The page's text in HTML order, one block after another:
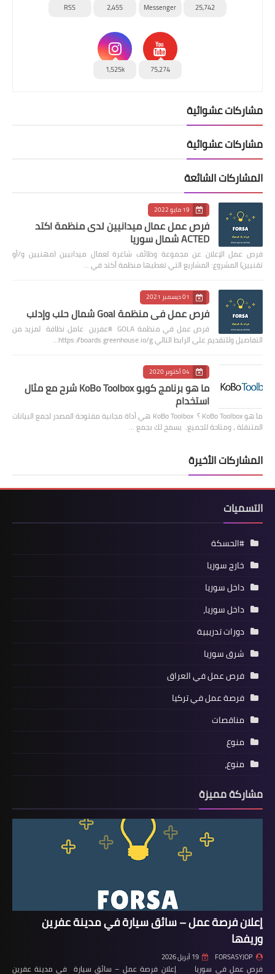
25,742
Messenger
2,455
RSS
75,274
1,525k
مشاركات عشوائية
مشاركات عشوائية
المشاركات الشائعة
19 مايو 2022
فرص عمل عمال ميدانيين لدى منظمة اكتد
ACTED شمال سوريا
فرص عمل الإعلان عن مجموعة وظائف شاغرة لعمال ميدانيين (مهنيين و/أو
تقنيين) المشروع: المشاريع التي تغطيها منظمة أكتد في …
01 ديسمبر 2021
فرص عمل في منظمة Goal شمال حلب وإدلب
فرص عمل في منظمة GOLA #عفرين عامل نظافة لمزيد من
التفاصيل وللتقديم على الرابط التالي https://boards.greenhouse.io/g…
04 أكتوبر 2020
ما هو برنامج كوبو KoBo Toolbox شرح مع مثال
استخدام
ما هو KoBo Toolbox ؟ KoBo Toolbox هي أداة مجانية مفتوحة المصدر لجمع البيانات
المتنقلة ، ومتاحة للجميع. يسمح لك بجمع …
المشاركات الأخيرة
التسميات
#الحسكة
خارج سوريا
داخل سوريا
داخل سوريا،
دورات تدريبية
شرق سوريا
فرص عمل في العراق
فرصة عمل في تركيا
مناقصات
منوع
منوع،
مشاركة مميزة
إعلان فرصة عمل – سائق سيارة في مدينة عفرين
وريفها
FORSASYJOP 19 أبريل 2026
فرص عمل في سوريا إعلان فرصة عمل – سائق سيارة في مدينة عفرين